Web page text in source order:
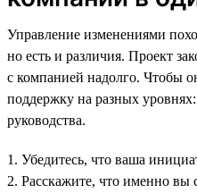
Управление изменениями
но есть и различия. Проект
с компанией надолго. Чтобы
поддержку на разных
руководства.
1. Убедитесь, что ваша
2. Расскажите, что именно вы